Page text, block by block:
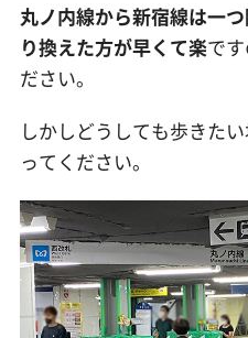
丸ノ内線から新宿線は一
り換えた方が早くて楽で
ださい。
しかしどうしても歩きた
ってください。